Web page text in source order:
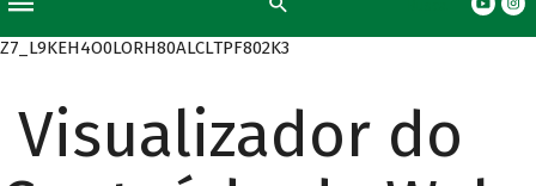
Z7_L9KEH4O0LORH80ALCLTPF802K3
Visualizador do